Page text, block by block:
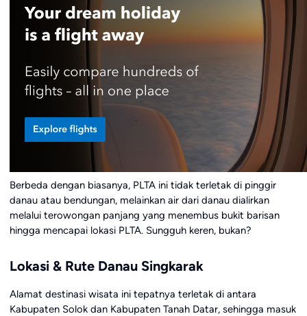
Berbeda dengan biasanya, PLTA ini tidak terletak di pinggir
danau atau bendungan, melainkan air dari danau dialirkan
melalui terowongan panjang yang menembus bukit barisan
hingga mencapai lokasi PLTA. Sungguh keren, bukan?
Lokasi & Rute Danau Singkarak
Alamat destinasi wisata ini tepatnya terletak di antara
Kabupaten Solok dan Kabupaten Tanah Datar, sehingga masuk